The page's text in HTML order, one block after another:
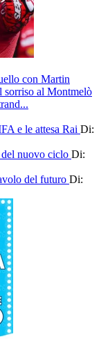
con Martin
sorriso al Montmelò
e le attesa Rai Di:
nuovo ciclo Di:
del futuro Di: